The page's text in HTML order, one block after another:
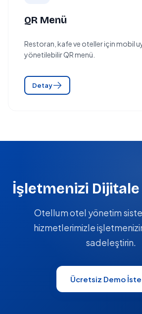
QR Menü
Restoran, kafe ve oteller için mobil
yönetilebilir QR menü.
Detay
İşletmenizi Dijitale
Otellum otel yönetim
hizmetlerimizle işletmenizin
sadeleştirin.
Ücretsiz Demo İste